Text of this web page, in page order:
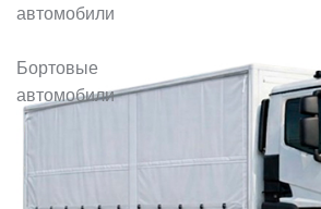
ПОЗВОНИТЬ
Контактні телефони:
ЗАДАТЬ ВОПРОС ua
автомобили
Бортовые
автомобили